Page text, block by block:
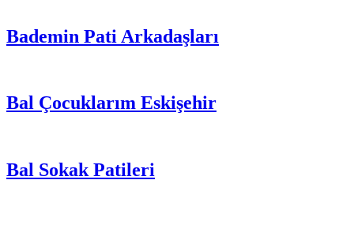
Bademin Pati Arkadaşları
Bal Çocuklarım Eskişehir
Bal Sokak Patileri